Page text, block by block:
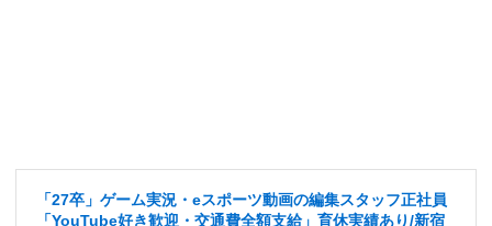
「27卒」ゲーム実況・eスポーツ動画の編集スタッフ正社員
「YouTube好き歓迎・交通費全額支給」育休実績あり/新宿